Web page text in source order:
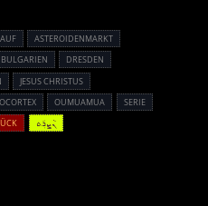
ASTEROIDENMARKT
BULGARIEN
DRESDEN
JESUS CHRISTUS
OUMUAMUA
SERIE
ܢܵܨܪܲܬ